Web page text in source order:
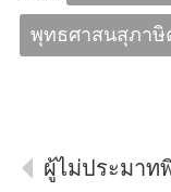
พุทธศาสนสุภาษิ
ผู้ไม่ประมา